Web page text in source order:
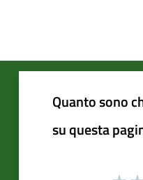
Quanto sono
su questa